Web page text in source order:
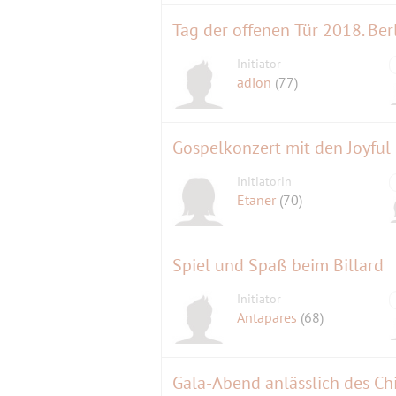
Tag der offenen Tür 2018.
Initiator
adion (77)
Gospelkonzert mit den
Initiatorin
Etaner (70)
Spiel und Spaß beim Billard
Initiator
Antapares (68)
Gala-Abend anlässlich des